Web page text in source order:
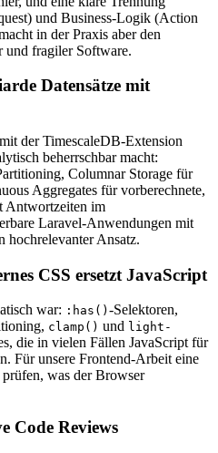
und Business-Logik (Action
in der Praxis aber den
und fragiler Software.
Datensätze mit
der TimescaleDB-Extension
beherrschbar macht:
Columnar Storage für
Aggregates für vorberechnete,
Antwortzeiten im
Laravel-Anwendungen mit
hochrelevanter Ansatz.
CSS ersetzt JavaScript
war: :has() -Selektoren,
clamp() und light-
die in vielen Fällen JavaScript für
Für unsere Frontend-Arbeit eine
was der Browser
Code Reviews